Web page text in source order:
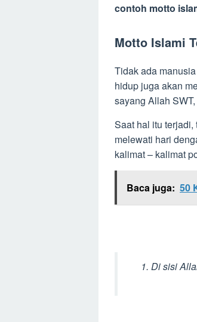
contoh motto
Motto Islami
Tidak ada
hidup juga akan
sayang Allah
Saat hal itu
melewati hari
kalimat – kalimat
Baca juga: 50
1. Di sisi